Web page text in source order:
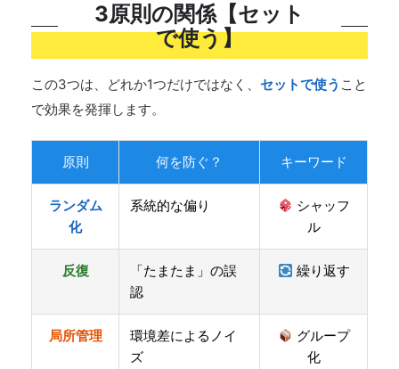
3原則の関係【セット
で使う】
この3つは、どれか1つだけではなく、 セットで使う こと
で効果を発揮します。
原則 何を防ぐ？ キーワード
ランダム
化
系統的な偏り
シャッフ
ル
反復
「たまたま」の誤
認
繰り返す
局所管理
環境差によるノイ
ズ
グループ
化